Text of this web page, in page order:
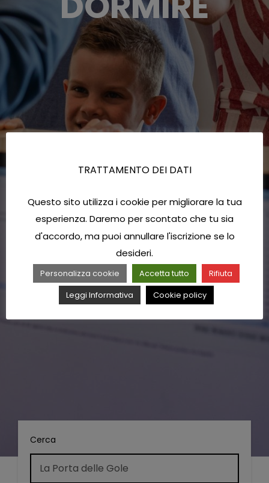
Cerca
TRATTAMENTO DEI DATI
Questo sito utilizza i cookie per migliorare la tua
esperienza. Daremo per scontato che tu sia
d'accordo, ma puoi annullare l'iscrizione se lo
desideri.
Personalizza cookie Accetta tutto
Rifiuta
Leggi Informativa
Cookie policy